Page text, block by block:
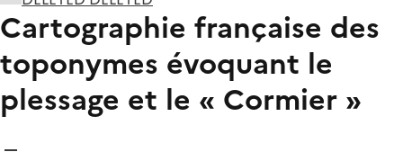
Cartographie française des
toponymes évoquant le
plessage et le « Cormier »